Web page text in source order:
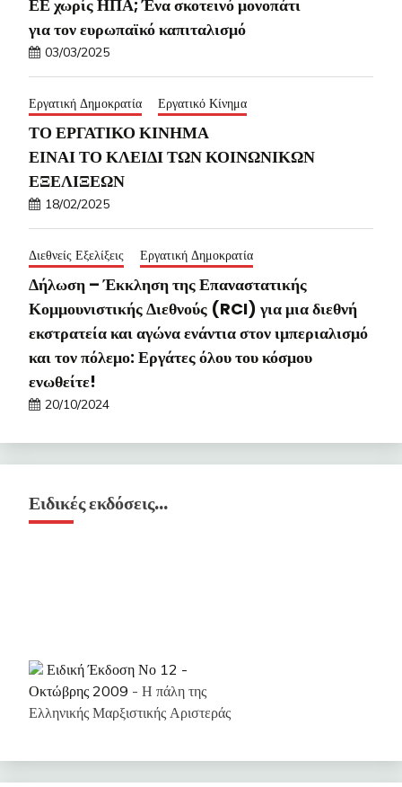
ΕΕ χωρίς ΗΠΑ; Ένα σκοτεινό μονοπάτι
για τον ευρωπαϊκό καπιταλισμό
03/03/2025
Εργατική Δημοκρατία Εργατικό Κίνημα
ΤΟ ΕΡΓΑΤΙΚΟ ΚΙΝΗΜΑ
ΕΙΝΑΙ ΤΟ ΚΛΕΙΔΙ ΤΩΝ ΚΟΙΝΩΝΙΚΩΝ
ΕΞΕΛΙΞΕΩΝ
18/02/2025
Διεθνείς Εξελίξεις Εργατική Δημοκρατία
Δήλωση – Έκκληση της Επαναστατικής
Κομμουνιστικής Διεθνούς (RCI) για μια διεθνή
εκστρατεία και αγώνα ενάντια στον ιμπεριαλισμό
και τον πόλεμο: Εργάτες όλου του κόσμου
ενωθείτε!
20/10/2024
Ειδικές εκδόσεις…
Ειδική Έκδοση Νο 12 -
Οκτώβρης 2009 - Η πάλη της
Ελληνικής Μαρξιστικής Αριστεράς
2009- Η ανάγκη του ανοιχτού
διαλόγου για το Ενιαίο Εργατικό